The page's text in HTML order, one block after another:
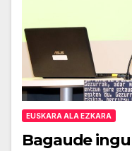
EUSKARA ALA EZKARA
Bagaude